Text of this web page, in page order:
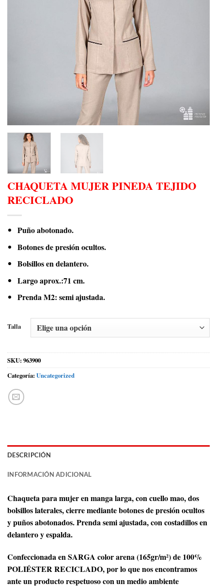
CHAQUETA MUJER PINEDA TEJIDO
RECICLADO
Puño abotonado.
Botones de presión ocultos.
Bolsillos en delantero.
Largo aprox.:71 cm.
Prenda M2: semi ajustada.
Talla
SKU: 963900
Categoría: Uncategorized
DESCRIPCIÓN
INFORMACIÓN ADICIONAL
Chaqueta para mujer en manga larga, con cuello mao, dos
bolsillos laterales, cierre mediante botones de presión ocultos
y puños abotonados. Prenda semi ajustada, con costadillos en
delantero y espalda.
Confeccionada en SARGA color arena (165gr/m²) de 100%
POLIÉSTER RECICLADO, por lo que nos encontramos
ante un producto respetuoso con un medio ambiente